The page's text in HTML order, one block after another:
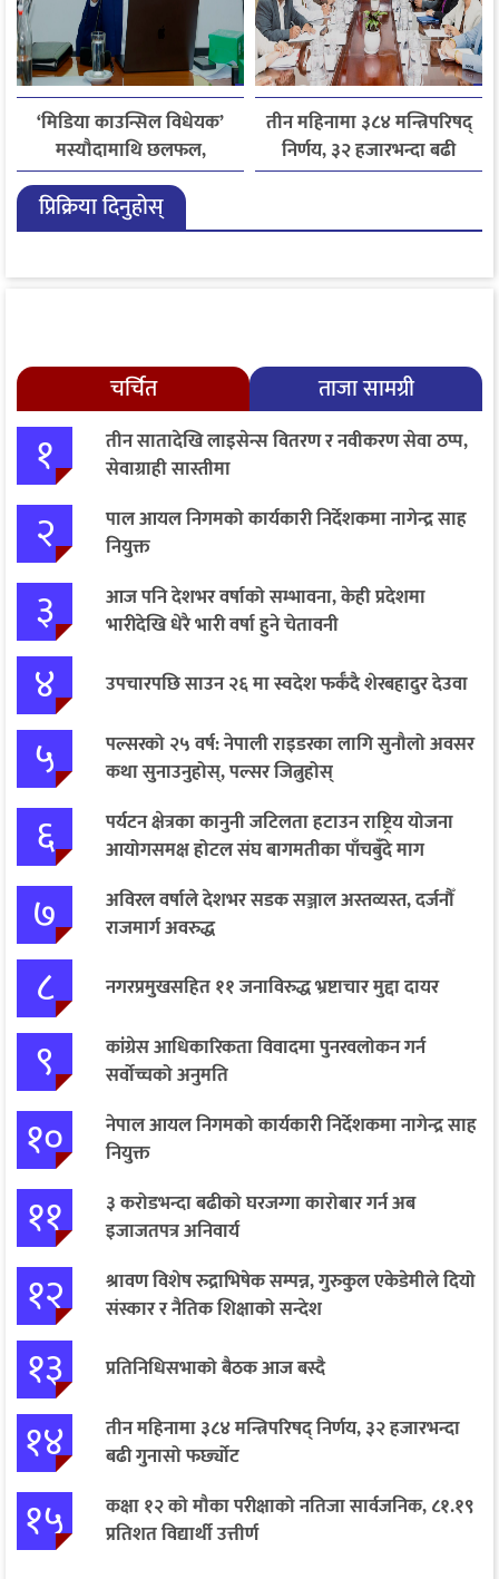
‘मिडिया काउन्सिल विधेयक’
मस्यौदामाथि छलफल,
एआईदेखि पत्रकारको
लाइसेन्ससम्मका विषयमा
सुझाव
तीन महिनामा ३८४ मन्त्रिपरिषद्
निर्णय, ३२ हजारभन्दा बढी
गुनासो फर्छ्योट
प्रिक्रिया दिनुहोस्
चर्चित ताजा सामग्री
१
तीन सातादेखि लाइसेन्स वितरण र नवीकरण सेवा ठप्प,
सेवाग्राही सास्तीमा
२
पाल आयल निगमको कार्यकारी निर्देशकमा नागेन्द्र साह
नियुक्त
३
आज पनि देशभर वर्षाको सम्भावना, केही प्रदेशमा
भारीदेखि धेरै भारी वर्षा हुने चेतावनी
४ उपचारपछि साउन २६ मा स्वदेश फर्कँदै शेरबहादुर देउवा
५
पल्सरको २५ वर्ष: नेपाली राइडरका लागि सुनौलो अवसर
कथा सुनाउनुहोस्, पल्सर जित्नुहोस्
६
पर्यटन क्षेत्रका कानुनी जटिलता हटाउन राष्ट्रिय योजना
आयोगसमक्ष होटल संघ बागमतीका पाँचबुँदे माग
७
अविरल वर्षाले देशभर सडक सञ्जाल अस्तव्यस्त, दर्जनौँ
राजमार्ग अवरुद्ध
८ नगरप्रमुखसहित ११ जनाविरुद्ध भ्रष्टाचार मुद्दा दायर
९
कांग्रेस आधिकारिकता विवादमा पुनरवलोकन गर्न
सर्वोच्चको अनुमति
१०
नेपाल आयल निगमको कार्यकारी निर्देशकमा नागेन्द्र साह
नियुक्त
११
३ करोडभन्दा बढीको घरजग्गा कारोबार गर्न अब
इजाजतपत्र अनिवार्य
१२
श्रावण विशेष रुद्राभिषेक सम्पन्न, गुरुकुल एकेडेमीले दियो
संस्कार र नैतिक शिक्षाको सन्देश
१३ प्रतिनिधिसभाको बैठक आज बस्दै
१४
तीन महिनामा ३८४ मन्त्रिपरिषद् निर्णय, ३२ हजारभन्दा
बढी गुनासो फर्छ्योट
१५
कक्षा १२ को मौका परीक्षाको नतिजा सार्वजनिक, ८१.१९
प्रतिशत विद्यार्थी उत्तीर्ण